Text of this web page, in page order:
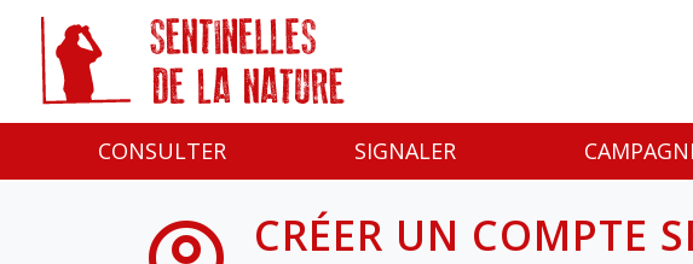
CONSULTER SIGNALER
CRÉER UN COMPTE
Panneau de gestion des cookies